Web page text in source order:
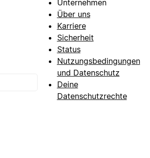
Unternehmen
Über uns
Karriere
Sicherheit
Status
Nutzungsbedingungen
und Datenschutz
Deine
Datenschutzrechte